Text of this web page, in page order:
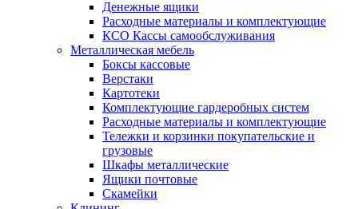
Денежные ящики
Расходные материалы и комплектующие
КСО Кассы самообслуживания
Металлическая мебель
Боксы кассовые
Верстаки
Картотеки
Комплектующие гардеробных систем
Расходные материалы и комплектующие
Тележки и корзинки покупательские и
грузовые
Шкафы металлические
Ящики почтовые
Скамейки